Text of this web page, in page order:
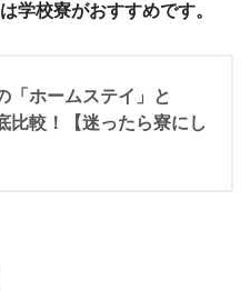
学校寮がおすすめです。
「ホームステイ」と
比較！【迷ったら寮にし